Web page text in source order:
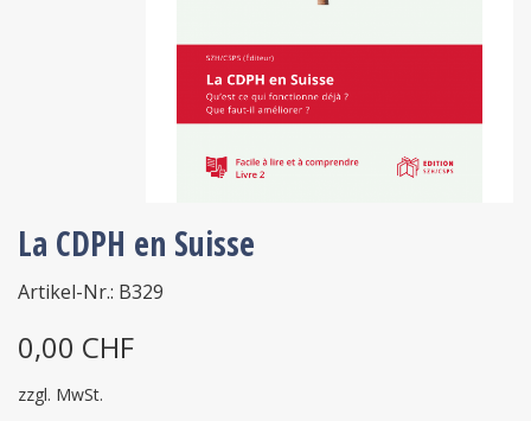
La CDPH en Suisse
Artikel-Nr.: B329
0,00 CHF
zzgl. MwSt.